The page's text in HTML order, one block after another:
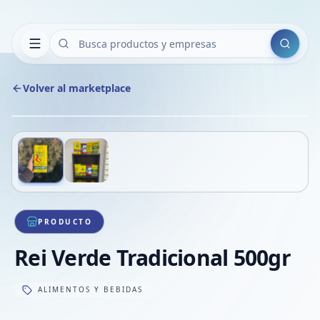
Buscar
Volver al marketplace
1/2
PRODUCTO
Rei Verde Tradicional 500gr
ALIMENTOS Y BEBIDAS